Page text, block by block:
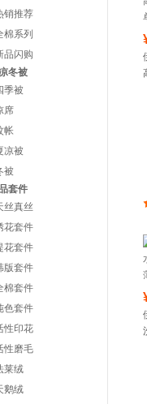
销推荐
棉系列
品闪购
冬被
季被
席
帐
凉被
被
套件
丝真丝
花套件
花套件
版套件
棉套件
色套件
性印花
性磨毛
莱绒
鹅绒